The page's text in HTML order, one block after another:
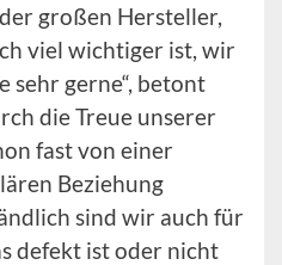
großen Hersteller,
viel wichtiger ist, wir
sehr gerne“, betont
die Treue unserer
fast von einer
Beziehung
sind wir auch für
defekt ist oder nicht